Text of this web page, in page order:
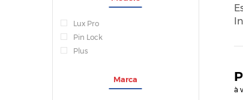
Lux Pro
Pin Lock
Plus
Marca
à